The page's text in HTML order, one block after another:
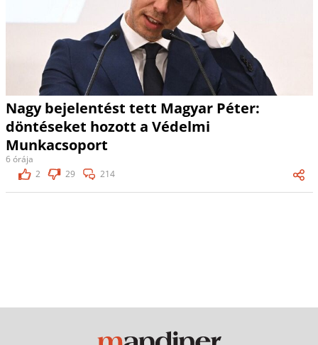
Nagy bejelentést tett Magyar Péter:
döntéseket hozott a Védelmi
Munkacsoport
6 órája
2
29 214